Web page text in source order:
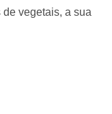
vegetais, a sua